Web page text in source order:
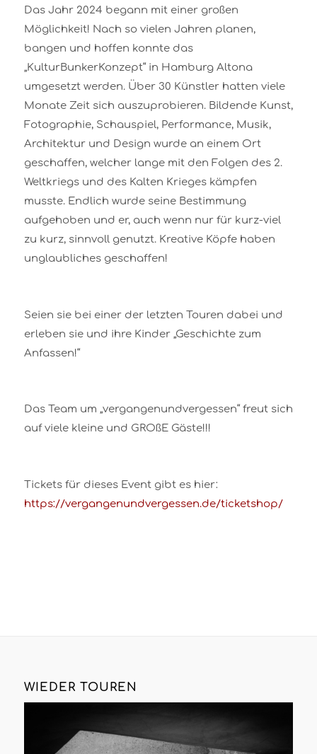
Das Jahr 2024 begann mit einer großen
Möglichkeit! Nach so vielen Jahren planen,
bangen und hoffen konnte das
„KulturBunkerKonzept“ in Hamburg Altona
umgesetzt werden. Über 30 Künstler hatten viele
Monate Zeit sich auszuprobieren. Bildende Kunst,
Fotographie, Schauspiel, Performance, Musik,
Architektur und Design wurde an einem Ort
geschaffen, welcher lange mit den Folgen des 2.
Weltkriegs und des Kalten Krieges kämpfen
musste. Endlich wurde seine Bestimmung
aufgehoben und er, auch wenn nur für kurz-viel
zu kurz, sinnvoll genutzt. Kreative Köpfe haben
unglaubliches geschaffen!
Seien sie bei einer der letzten Touren dabei und
erleben sie und ihre Kinder „Geschichte zum
Anfassen!“
Das Team um „vergangenundvergessen“ freut sich
auf viele kleine und GROßE Gäste!!!
Tickets für dieses Event gibt es hier:
https://vergangenundvergessen.de/ticketshop/
WIEDER TOUREN